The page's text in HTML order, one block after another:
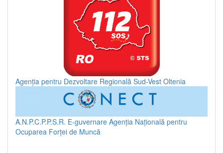
Agenția pentru Dezvoltare Regională Sud-Vest Oltenia
A.N.P.C.P.P.S.R. E-guvernare Agenția Națională pentru
Ocuparea Forței de Muncă